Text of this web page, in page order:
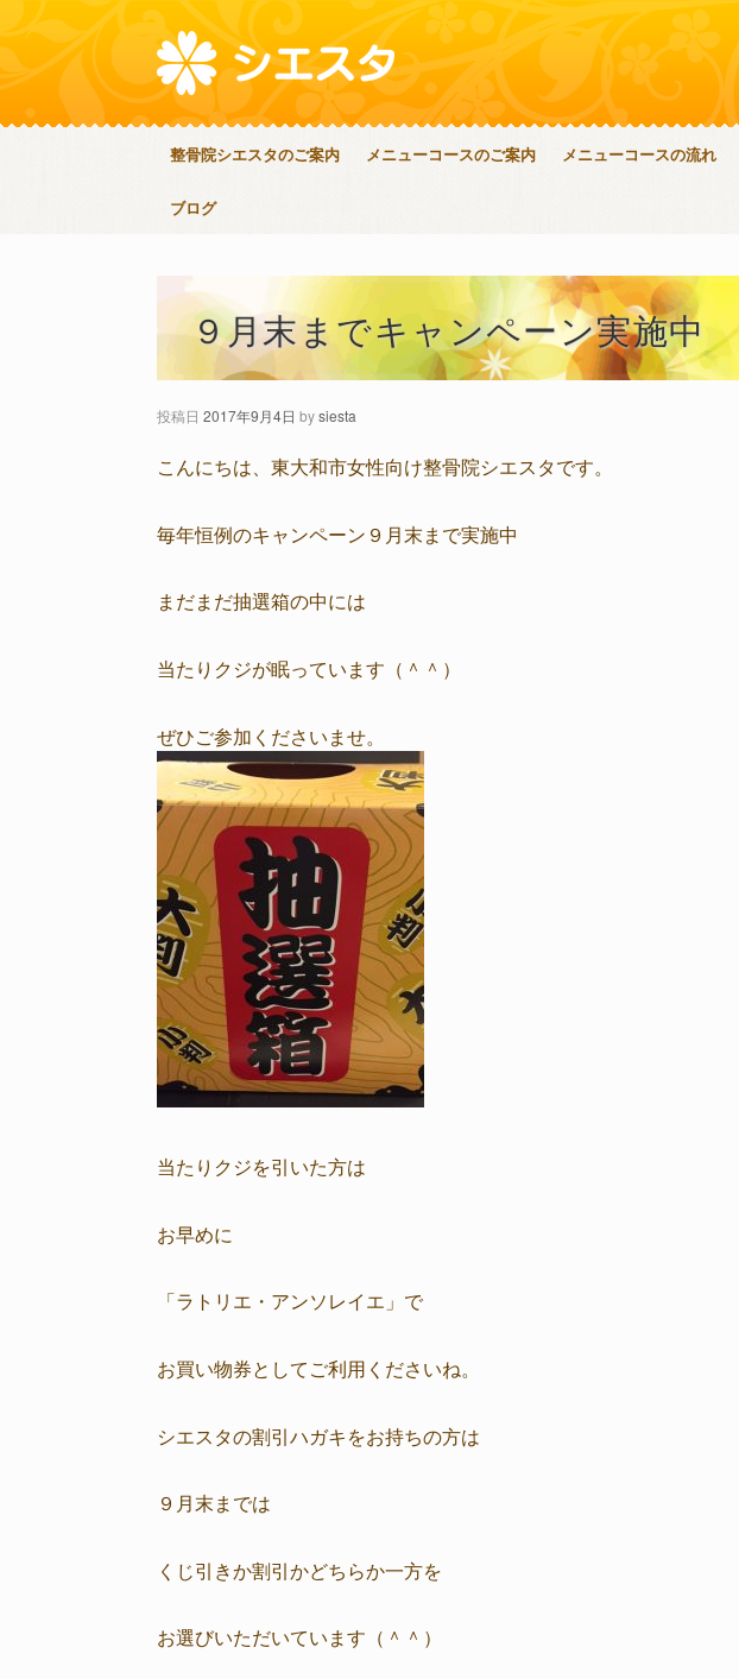
整骨院シエスタのご案内 メニューコースのご案内 メニューコースの流れ
ブログ
９月末までキャンペーン実施中
投稿日 2017年9月4日 bysiesta
こんにちは、東大和市女性向け整骨院シエスタです。
毎年恒例のキャンペーン９月末まで実施中
まだまだ抽選箱の中には
当たりクジが眠っています（＾＾）
ぜひご参加くださいませ。
当たりクジを引いた方は
お早めに
「ラトリエ・アンソレイエ」で
お買い物券としてご利用くださいね。
シエスタの割引ハガキをお持ちの方は
９月末までは
くじ引きか割引かどちらか一方を
お選びいただいています（＾＾）